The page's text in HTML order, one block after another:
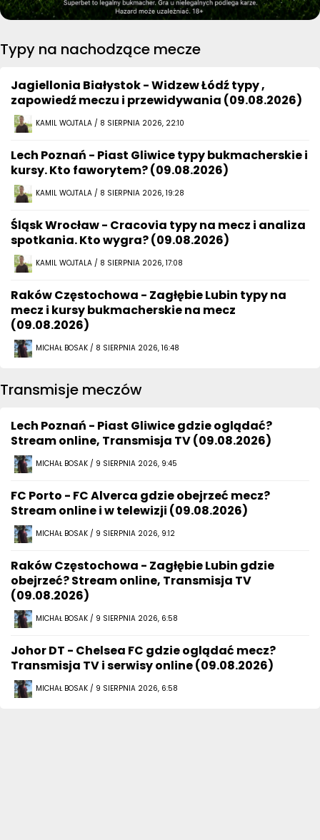
Typy na nachodzące mecze
Jagiellonia Białystok - Widzew Łódź typy ,
zapowiedź meczu i przewidywania (09.08.2026)
KAMIL WOJTALA / 8 SIERPNIA 2026, 22:10
Lech Poznań - Piast Gliwice typy bukmacherskie i
kursy. Kto faworytem? (09.08.2026)
KAMIL WOJTALA / 8 SIERPNIA 2026, 19:28
Śląsk Wrocław - Cracovia typy na mecz i analiza
spotkania. Kto wygra? (09.08.2026)
KAMIL WOJTALA / 8 SIERPNIA 2026, 17:08
Raków Częstochowa - Zagłębie Lubin typy na
mecz i kursy bukmacherskie na mecz
(09.08.2026)
MICHAŁ BOSAK / 8 SIERPNIA 2026, 16:48
Transmisje meczów
Lech Poznań - Piast Gliwice gdzie oglądać?
Stream online, Transmisja TV (09.08.2026)
MICHAŁ BOSAK / 9 SIERPNIA 2026, 9:45
FC Porto - FC Alverca gdzie obejrzeć mecz?
Stream online i w telewizji (09.08.2026)
MICHAŁ BOSAK / 9 SIERPNIA 2026, 9:12
Raków Częstochowa - Zagłębie Lubin gdzie
obejrzeć? Stream online, Transmisja TV
(09.08.2026)
MICHAŁ BOSAK / 9 SIERPNIA 2026, 6:58
Johor DT - Chelsea FC gdzie oglądać mecz?
Transmisja TV i serwisy online (09.08.2026)
MICHAŁ BOSAK / 9 SIERPNIA 2026, 6:58